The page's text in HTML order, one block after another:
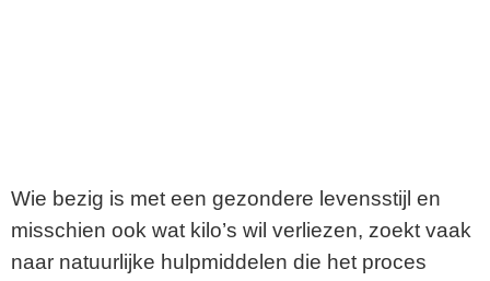
Wie bezig is met een gezondere levensstijl en
misschien ook wat kilo’s wil verliezen, zoekt vaak
naar natuurlijke hulpmiddelen die het proces